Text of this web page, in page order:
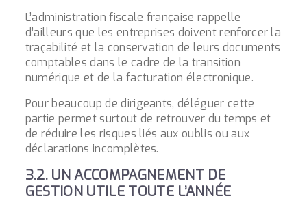
L’administration fiscale française rappelle
d’ailleurs que les entreprises doivent renforcer la
traçabilité et la conservation de leurs documents
comptables dans le cadre de la transition
numérique et de la facturation électronique.
Pour beaucoup de dirigeants, déléguer cette
partie permet surtout de retrouver du temps et
de réduire les risques liés aux oublis ou aux
déclarations incomplètes.
3.2. UN ACCOMPAGNEMENT DE
GESTION UTILE TOUTE L’ANNÉE